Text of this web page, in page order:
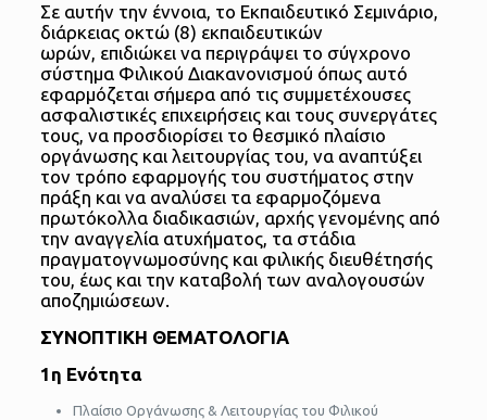
Σε αυτήν την έννοια, το Εκπαιδευτικό Σεμινάριο,
διάρκειας οκτώ (8) εκπαιδευτικών
ωρών, επιδιώκει να περιγράψει το σύγχρονο
σύστημα Φιλικού Διακανονισμού όπως αυτό
εφαρμόζεται σήμερα από τις συμμετέχουσες
ασφαλιστικές επιχειρήσεις και τους συνεργάτες
τους, να προσδιορίσει το θεσμικό πλαίσιο
οργάνωσης και λειτουργίας του, να αναπτύξει
τον τρόπο εφαρμογής του συστήματος στην
πράξη και να αναλύσει τα εφαρμοζόμενα
πρωτόκολλα διαδικασιών, αρχής γενομένης από
την αναγγελία ατυχήματος, τα στάδια
πραγματογνωμοσύνης και φιλικής διευθέτησής
του, έως και την καταβολή των αναλογουσών
αποζημιώσεων.
ΣΥΝΟΠΤΙΚΗ ΘΕΜΑΤΟΛΟΓΙΑ
1η Ενότητα
Πλαίσιο Οργάνωσης & Λειτουργίας του Φιλικού